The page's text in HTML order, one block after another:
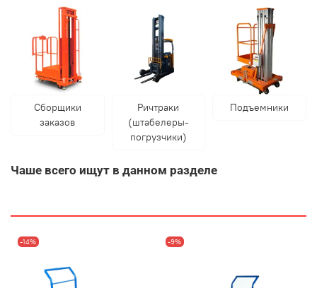
Сборщики
заказов
Ричтраки
(штабелеры-
погрузчики)
Подъемники
Чаше всего ищут в данном разделе
-14% -9%